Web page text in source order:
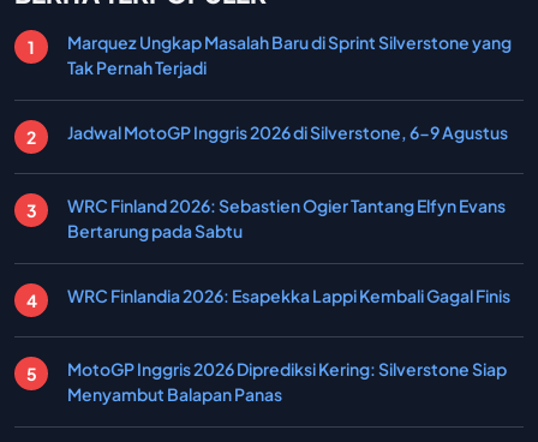
Marquez Ungkap Masalah Baru di Sprint Silverstone yang
Tak Pernah Terjadi
Jadwal MotoGP Inggris 2026 di Silverstone, 6-9 Agustus
WRC Finland 2026: Sebastien Ogier Tantang Elfyn Evans
Bertarung pada Sabtu
WRC Finlandia 2026: Esapekka Lappi Kembali Gagal Finis
MotoGP Inggris 2026 Diprediksi Kering: Silverstone Siap
Menyambut Balapan Panas